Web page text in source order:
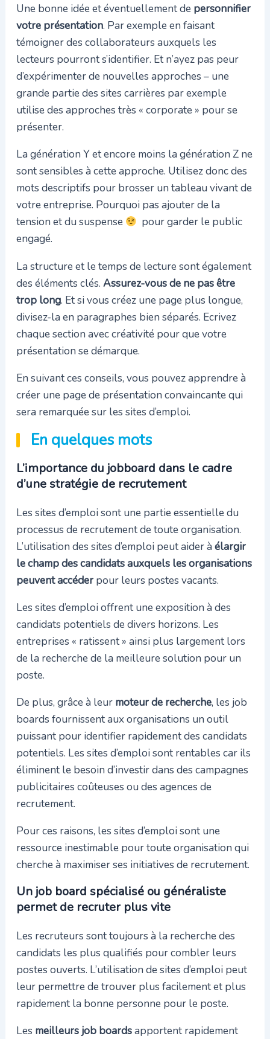
Une bonne idée et éventuellement de personnifier
votre présentation. Par exemple en faisant
témoigner des collaborateurs auxquels les
lecteurs pourront s’identifier. Et n’ayez pas peur
d’expérimenter de nouvelles approches – une
grande partie des sites carrières par exemple
utilise des approches très « corporate » pour se
présenter.
La génération Y et encore moins la génération Z ne
sont sensibles à cette approche. Utilisez donc des
mots descriptifs pour brosser un tableau vivant de
votre entreprise. Pourquoi pas ajouter de la
tension et du suspense
pour garder le public
engagé.
La structure et le temps de lecture sont également
des éléments clés. Assurez-vous de ne pas être
trop long. Et si vous créez une page plus longue,
divisez-la en paragraphes bien séparés. Ecrivez
chaque section avec créativité pour que votre
présentation se démarque.
En suivant ces conseils, vous pouvez apprendre à
créer une page de présentation convaincante qui
sera remarquée sur les sites d’emploi.
En quelques mots
L’importance du jobboard dans le cadre
d’une stratégie de recrutement
Les sites d’emploi sont une partie essentielle du
processus de recrutement de toute organisation.
L’utilisation des sites d’emploi peut aider à élargir
le champ des candidats auxquels les organisations
peuvent accéderpour leurs postes vacants.
Les sites d’emploi offrent une exposition à des
candidats potentiels de divers horizons. Les
entreprises « ratissent » ainsi plus largement lors
de la recherche de la meilleure solution pour un
poste.
De plus, grâce à leur moteur de recherche, les job
boards fournissent aux organisations un outil
puissant pour identifier rapidement des candidats
potentiels. Les sites d’emploi sont rentables car ils
éliminent le besoin d’investir dans des campagnes
publicitaires coûteuses ou des agences de
recrutement.
Pour ces raisons, les sites d’emploi sont une
ressource inestimable pour toute organisation qui
cherche à maximiser ses initiatives de recrutement.
Un job board spécialisé ou généraliste
permet de recruter plus vite
Les recruteurs sont toujours à la recherche des
candidats les plus qualifiés pour combler leurs
postes ouverts. L’utilisation de sites d’emploi peut
leur permettre de trouver plus facilement et plus
rapidement la bonne personne pour le poste.
Les meilleurs job boardsapportent rapidement